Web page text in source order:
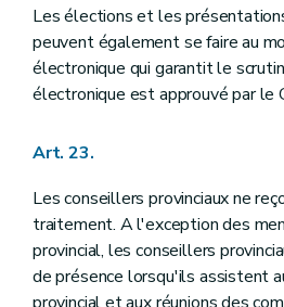
Les élections et les
peuvent également se faire au
électronique qui garantit le
électronique est approuvé par le
Art. 23.
Les conseillers provinciaux ne
traitement. A l'exception des
provincial, les conseillers
de présence lorsqu'ils assistent